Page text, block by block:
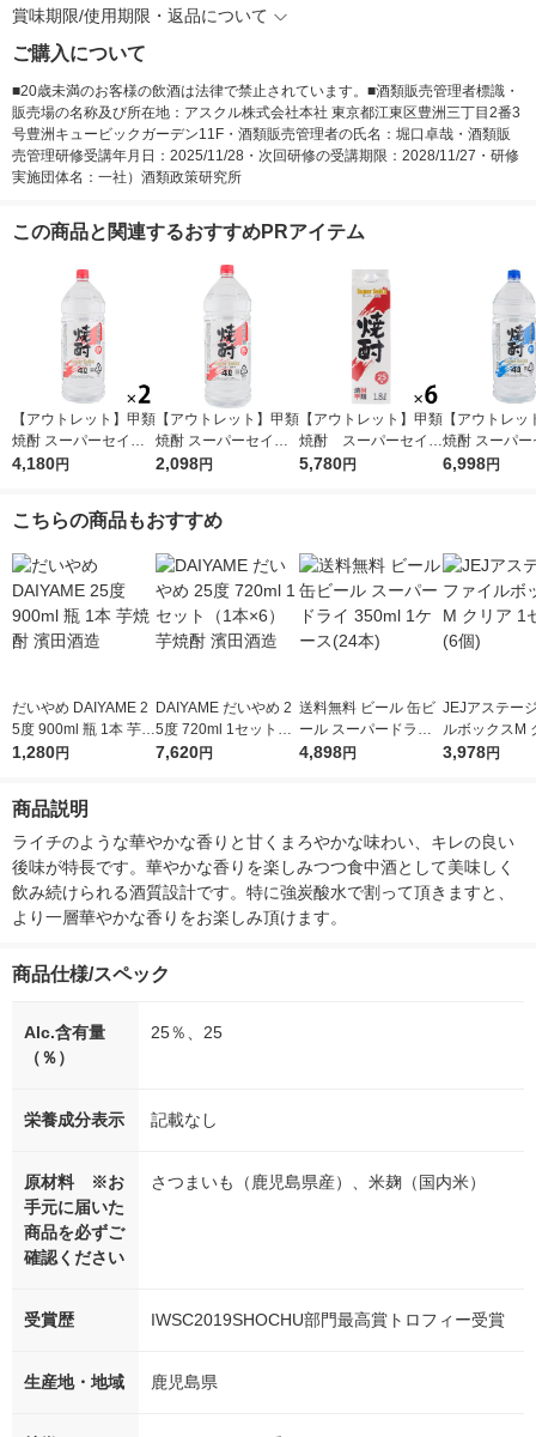
賞味期限/使用期限・返品について
ご購入について
■20歳未満のお客様の飲酒は法律で禁止されています。■酒類販売管理者標識・
販売場の名称及び所在地：アスクル株式会社本社 東京都江東区豊洲三丁目2番3
号豊洲キュービックガーデン11F・酒類販売管理者の氏名：堀口卓哉・酒類販
売管理研修受講年月日：2025/11/28・次回研修の受講期限：2028/11/27・研修
実施団体名：一社）酒類政策研究所
この商品と関連するおすすめPRアイテム
【アウトレット】甲類
焼酎 スーパーセイカ
25度 4L 1セット（2
4,180円
【アウトレット】甲類
焼酎 スーパーセイカ
25度 4L 1本 東亜酒造
2,098円
【アウトレット】甲類
焼酎 スーパーセイカ
25度 1.8L 1800ml
5,780円
【アウトレッ
焼酎 スーパー
20度 4L 1セ
6,998円
こちらの商品もおすすめ
だいやめ DAIYAME 2
5度 900ml 瓶 1本 芋焼
酎 濱田酒造
1,280円
DAIYAME だいやめ 2
5度 720ml 1セット
（1本×6） 芋焼酎 濱
7,620円
送料無料 ビール 缶ビ
ール スーパードライ
350ml 1ケース(24本)
4,898円
JEJアステー
ルボックスM
セット(6個)
3,978円
商品説明
ライチのような華やかな香りと甘くまろやかな味わい、キレの良い
後味が特長です。華やかな香りを楽しみつつ食中酒として美味しく
飲み続けられる酒質設計です。特に強炭酸水で割って頂きますと、
より一層華やかな香りをお楽しみ頂けます。
商品仕様/スペック
Alc.含有量
（％）
25％、25
栄養成分表示 記載なし
原材料 ※お
手元に届いた
商品を必ずご
確認ください
さつまいも（鹿児島県産）、米麹（国内米）
受賞歴 IWSC2019SHOCHU部門最高賞トロフィー受賞
生産地・地域 鹿児島県